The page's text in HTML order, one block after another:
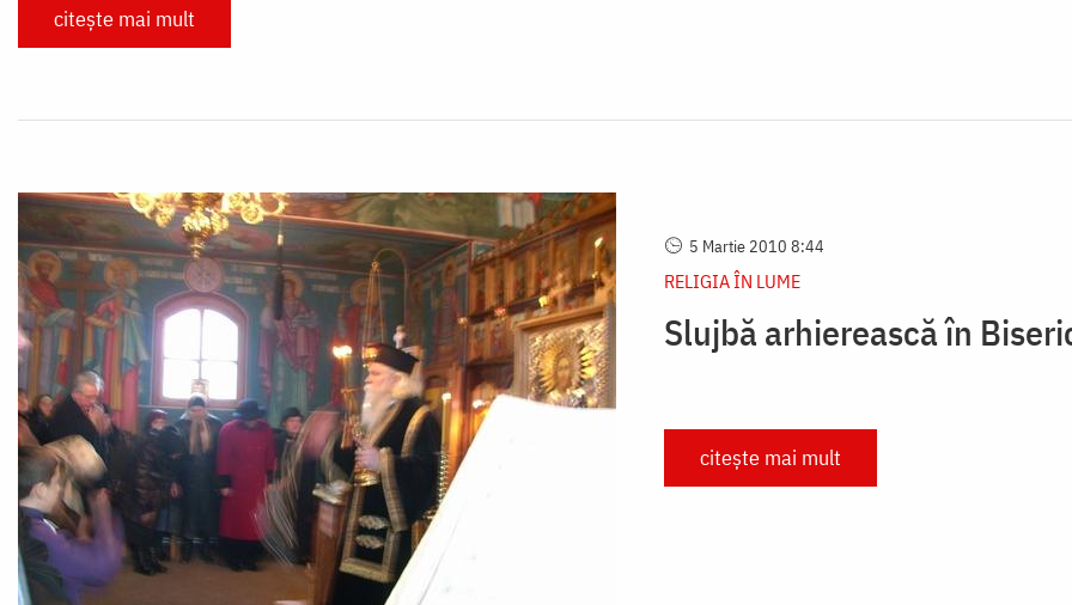
citește mai mult
5 Martie 2010 8:44
RELIGIA ÎN LUME
Slujbă arhierească în
citește mai mult